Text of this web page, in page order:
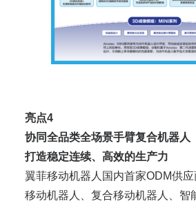
亮点4
协同全品类全场景手臂复合机器人
打造稳定连续、高效的生产力
翼菲移动机器人国内首家ODM供
移动机器人、复合移动机器人、智